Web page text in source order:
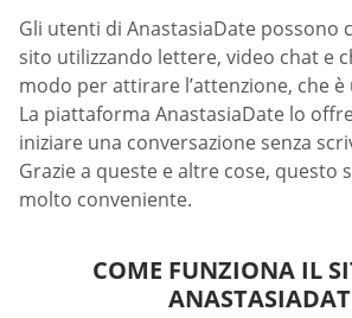
Gli utenti di AnastasiaDate possono
sito utilizzando lettere, video chat e
modo per attirare l’attenzione, che
La piattaforma AnastasiaDate lo
iniziare una conversazione senza
Grazie a queste e altre cose, questo
molto conveniente.
COME FUNZIONA IL